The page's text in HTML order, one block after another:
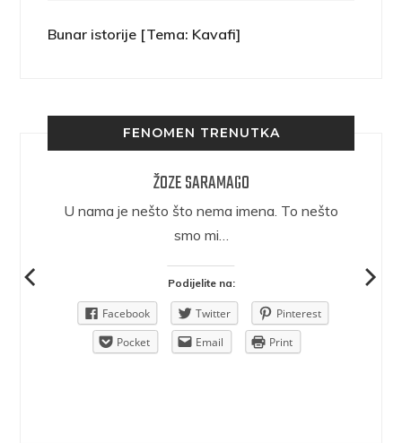
Bunar istorije [Tema: Kavafi]
FENOMEN TRENUTKA
ŽOZE SARAMAGO
U nama je nešto što nema imena. To nešto
smo mi…
Podijelite na:
Facebook Twitter
Pinterest
Pocket
Email Print